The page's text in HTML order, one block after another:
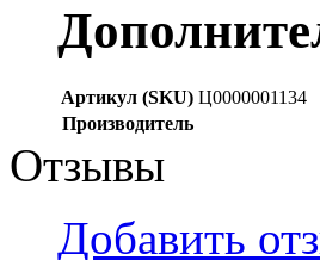
Артикул (SKU) Ц0000001134
Производитель
Отзывы
Добавить